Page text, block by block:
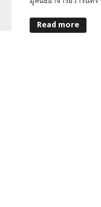
Read more